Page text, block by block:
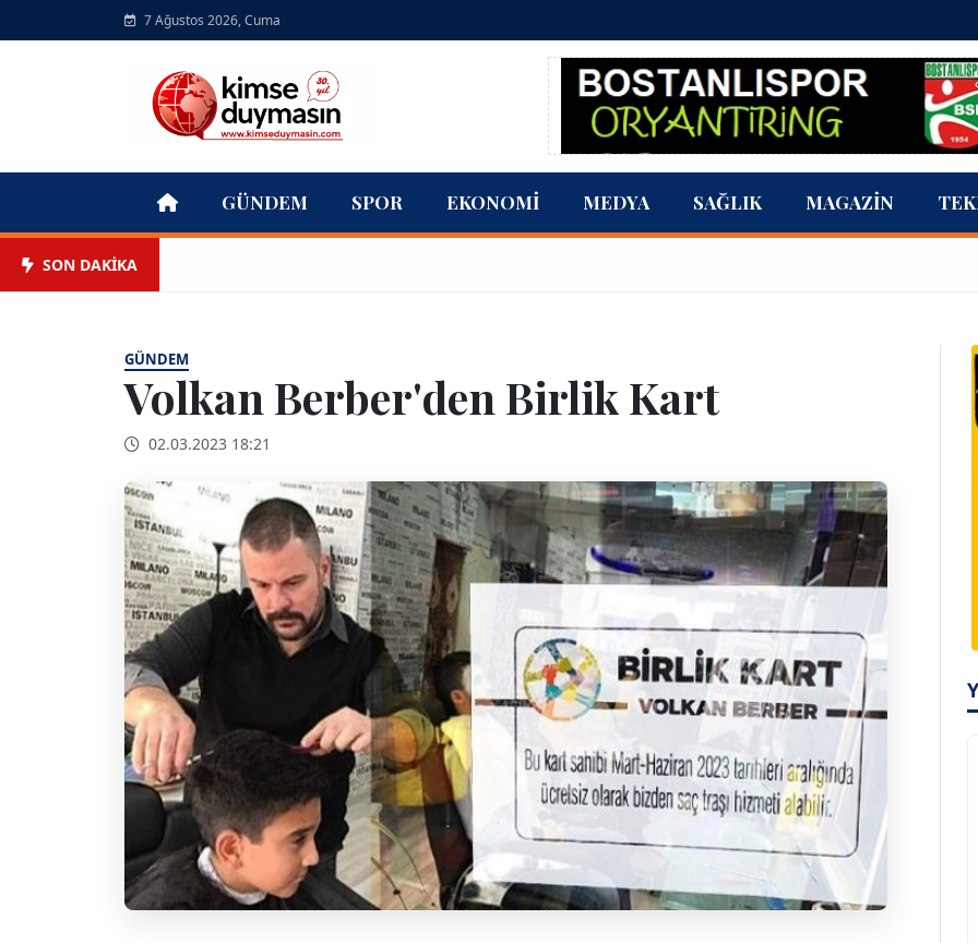
7 Ağustos 2026, Cuma
GÜNDEM SPOR EKONOMI MEDYA SAĞLIK MAGAZIN
SON DAKİKA
GÜNDEM
Volkan Berber'den Birlik Kart
02.03.2023 18:21